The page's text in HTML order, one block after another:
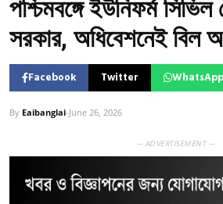
পশ্চিমবঙ্গে ইউনিফর্ম
সরকার, অধিবেশনেই বিল
Facebook Twitter WhatsApp
By Eaibanglai-June 26, 2026
— ADVERTISEMENT —